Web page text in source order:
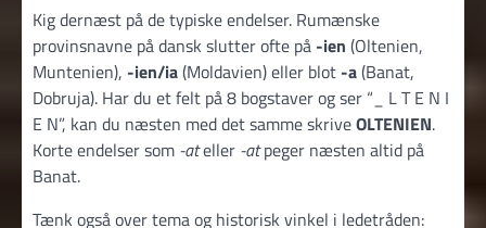
Kig dernæst på de typiske endelser. Rumænske
provinsnavne på dansk slutter ofte på -ien (Oltenien,
Muntenien), -ien/ia(Moldavien) eller blot -a(Banat,
Dobruja). Har du et felt på 8 bogstaver og ser “_ L T E N I
E N”, kan du næsten med det samme skriveOLTENIEN.
Korte endelser som -ateller -atpeger næsten altid på
Banat.
Tænk også over tema og historisk vinkel i ledetråden: